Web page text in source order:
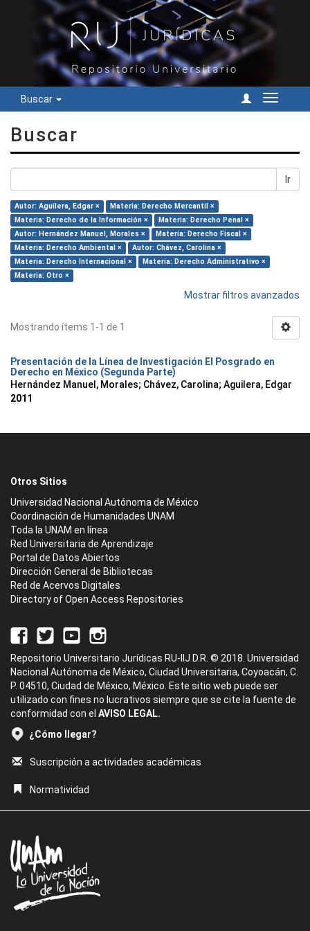
Buscar
Cambiar
Buscar
Ir
Autor: Aguilera, Edgar ×
Materia: Derecho Mercantil ×
Materia: Derecho de la Información ×
Materia: Derecho Penal ×
Autor: Hernández Manuel, Morales ×
Materia: Derecho Fiscal ×
Materia: Derecho Ambiental ×
Autor: Chávez, Carolina ×
Materia: Derecho Internacional ×
Materia: Derecho Administrativo ×
Materia: Otro ×
Mostrar filtros avanzados
Mostrando ítems 1-1 de 1
Presentación de la Línea de Investigación El Posgrado en
Derecho en México (Segunda Parte)
Hernández Manuel, Morales; Chávez, Carolina; Aguilera, Edgar
2011
Otros Sitios
Universidad Nacional Autónoma de México
Coordinación de Humanidades UNAM
Toda la UNAM en línea
Red Universitaria de Aprendizaje
Portal de Datos Abiertos
Dirección General de Bibliotecas
Red de Acervos Digitales
Directory of Open Access Repositories
Repositorio Universitario Jurídicas RU-IIJ D.R. © 2018. Universidad
Nacional Autónoma de México, Ciudad Universitaria, Coyoacán, C.
P. 04510, Ciudad de México, México. Este sitio web puede ser
utilizado con fines no lucrativos siempre que se cite la fuente de
conformidad con el AVISO LEGAL.
¿Cómo llegar?
Suscripción a actividades académicas
Normatividad